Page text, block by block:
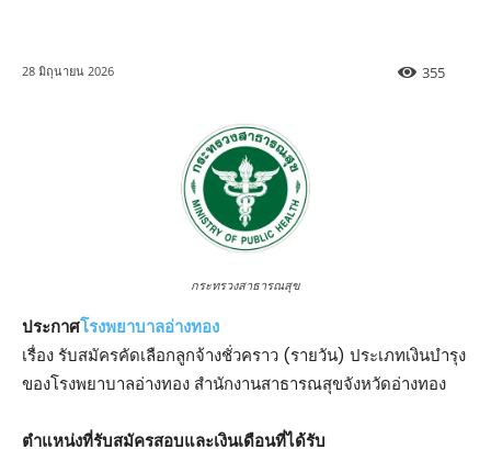
28 มิถุนายน 2026 355
กระทรวงสาธารณสุข
ประกาศโรงพยาบาลอ่างทอง
เรื่อง รับสมัครคัดเลือกลูกจ้างชั่วคราว (รายวัน) ประเภทเงินบำรุง
ของโรงพยาบาลอ่างทอง สำนักงานสาธารณสุขจังหวัดอ่างทอง
ตำแหน่งที่รับสมัครสอบและเงินเดือนที่ได้รับ